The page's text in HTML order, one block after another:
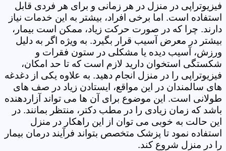
فیزیوتراپی در منزل در هر زمانی و برای هر فردی قابل
استفاده است. اما برخی افراد، بیشتر به این خدمات نیاز
دارند. چرا که در صورت حرکت زیاد، ممکن است بیمار،
بیشتر در معرض آسیب قرار بگیرد. به ویژه اگر به دلیل
ورزش، آسیب دیده یا مشکلی در ستون فقرات و
شکستگی استخوان دارید لازم است که تا حد امکان،
فیزیوتراپی را در منزل انجام دهید. به علاوه یکی از دغدغه
های سالمندان در این مواقع، ایستادن زیاد در صف های
طولانی است. این موضوع برای آن ها می تواند آزاردهنده
باشد که زمان زیادی را در مطب دکتر، منتظر بمانند. در
این حالت به خوبی می توان از این راهکار در منزل
استفاده نمود تا پزشک متخصص بتواند فرآیند درمان بیمار
را در منزل شروع کند.